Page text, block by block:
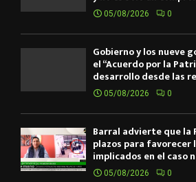
05/08/2026 0
Gobierno y los nueve
el “Acuerdo por la
desarrollo desde las
05/08/2026 0
Barral advierte que la
plazos para favorecer
implicados en el caso
05/08/2026 0